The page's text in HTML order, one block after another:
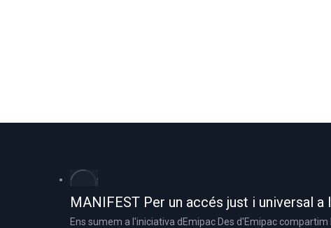
MANIFEST Per un accés just i universal a
Ens sumem a l'iniciativa dEmipac Des d'Emipac